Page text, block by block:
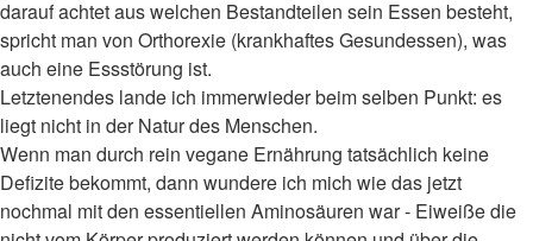
darauf achtet aus welchen Bestandteilen sein Essen besteht,
spricht man von Orthorexie (krankhaftes Gesundessen), was
auch eine Essstörung ist.
Letztenendes lande ich immerwieder beim selben Punkt: es
liegt nicht in der Natur des Menschen.
Wenn man durch rein vegane Ernährung tatsächlich keine
Defizite bekommt, dann wundere ich mich wie das jetzt
nochmal mit den essentiellen Aminosäuren war - Eiweiße die